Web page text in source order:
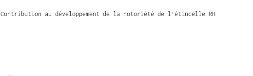
Contribution au développement de la notoriété de l'étincelle RH